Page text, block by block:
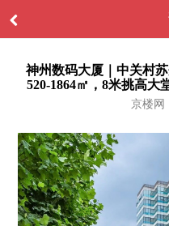
神州数码大厦｜中关村
520-1864㎡，8米挑高大
京楼